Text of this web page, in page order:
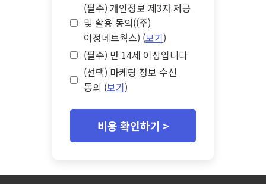
(필수) 개인정보 제3자 제공
및 활용 동의((주)
아정네트웍스) (보기)
(필수) 만 14세 이상입니다
(선택) 마케팅 정보 수신
동의 (보기)
비용 확인하기 >